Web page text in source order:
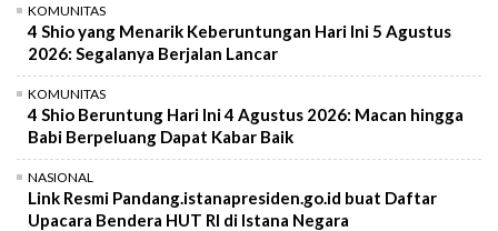
KOMUNITAS
4 Shio yang Menarik Keberuntungan Hari Ini 5 Agustus
2026: Segalanya Berjalan Lancar
KOMUNITAS
4 Shio Beruntung Hari Ini 4 Agustus 2026: Macan hingga
Babi Berpeluang Dapat Kabar Baik
NASIONAL
Link Resmi Pandang.istanapresiden.go.id buat Daftar
Upacara Bendera HUT RI di Istana Negara